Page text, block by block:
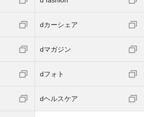
dカーシェア
dマガジン
dフォト
dヘルスケア